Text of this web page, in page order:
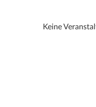
Keine